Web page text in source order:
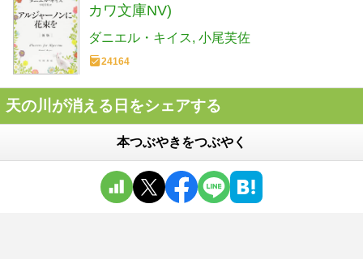
カワ文庫NV)
ダニエル・キイス 小尾芙佐
24164
天の川が消える日をシェアする
本つぶやきをつぶやく